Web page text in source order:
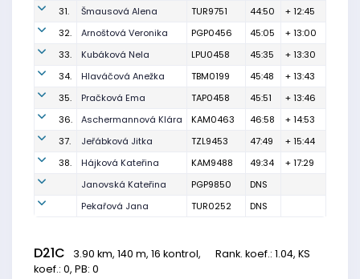
31.
Šmausová Alena TUR9751 44:50
+ 12:45
32.
Arnoštová Veronika PGP0456 45:05
+ 13:00
33.
Kubáková Nela LPU0458 45:35
+ 13:30
34.
Hlaváčová Anežka TBM0199 45:48
+ 13:43
35.
Pračková Ema TAP0458 45:51
+ 13:46
36.
Aschermannová Klára KAM0463 46:58
+ 14:53
37.
Jeřábková Jitka TZL9453 47:49
+ 15:44
38.
Hájková Kateřina KAM9488 49:34
+ 17:29
Janovská Kateřina
PGP9850
DNS
Pekařová Jana
TUR0252 DNS
D21C 3.90 km, 140 m, 16 kontrol, Rank. koef.: 1.04, KS
koef.: 0, PB: 0